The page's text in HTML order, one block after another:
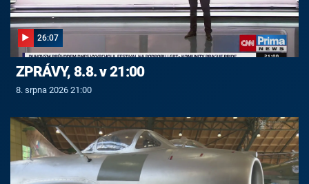
26:07
ZPRÁVY, 8.8. v 21:00
8. srpna 2026 21:00